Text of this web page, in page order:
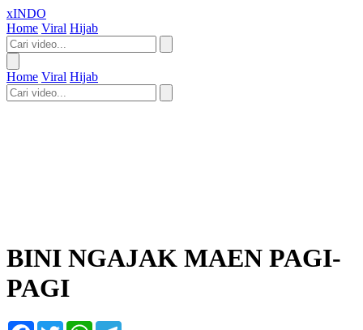
xINDO
Home Viral Hijab
Home Viral Hijab
BINI NGAJAK MAEN PAGI-
PAGI
Facebook
TwitterWhatsApp